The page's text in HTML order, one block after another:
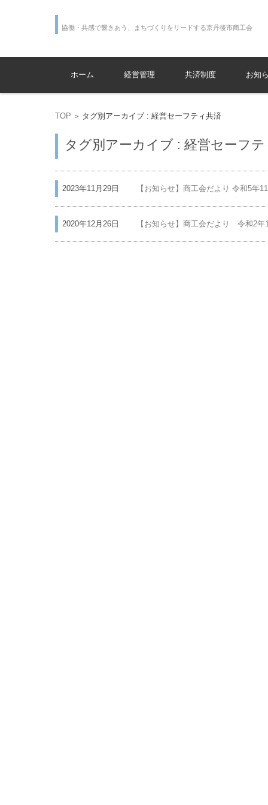
協働・共感で響きあう、まちづくりをリードする京丹後市商工会
コンテンツに移動
ホーム
経営管理 共済制度 お知
TOP > タグ別アーカイブ : 経営セーフティ共済
タグ別アーカイブ : 経営セーフ
2023年11月29日 【お知らせ】商工会だより 令和5年
2020年12月26日 【お知らせ】商工会だより 令和2年